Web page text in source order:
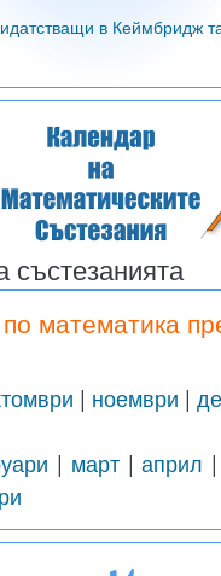
в Кеймбридж
състезанията
математика
| ноември |
| март|април |